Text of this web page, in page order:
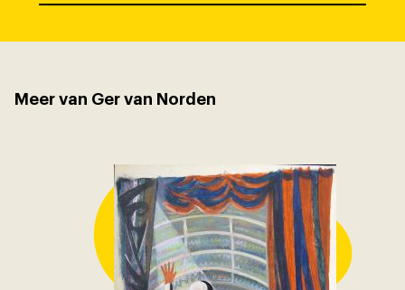
Meer van Ger van Norden